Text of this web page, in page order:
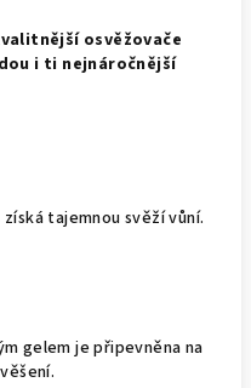
osvěžovače
i ti nejnáročnější
získá tajemnou svěží vůní.
gelem je připevněna na